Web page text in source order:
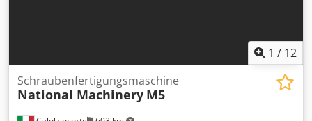
1 / 12
Schraubenfertigungsmaschine
National Machinery M5